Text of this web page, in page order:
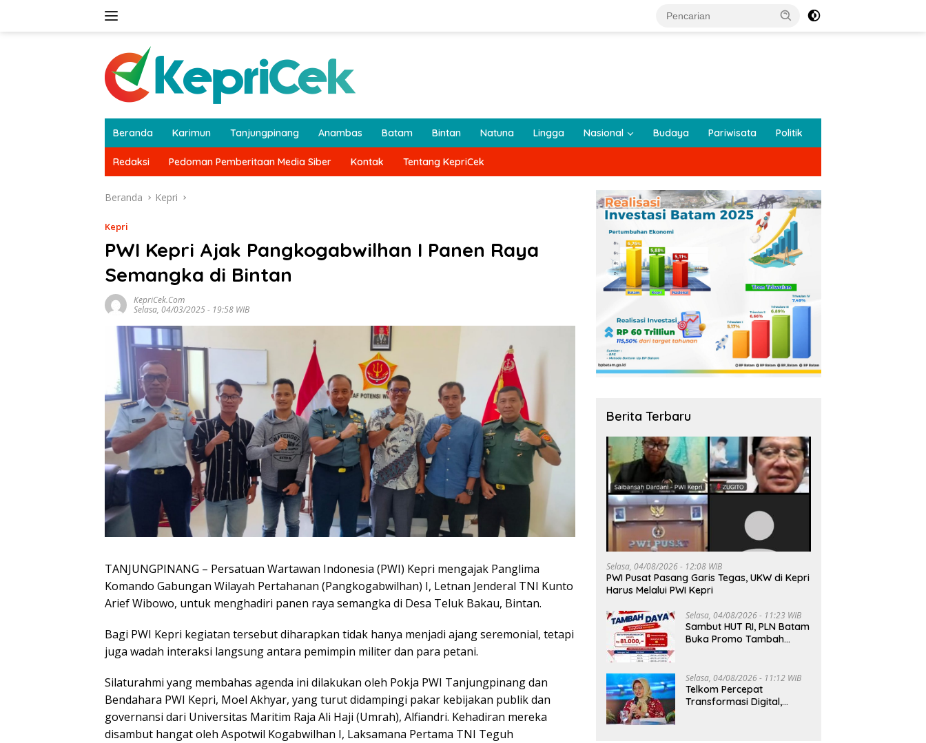
Beranda Karimun Tanjungpinang Anambas Batam Bintan Natuna Lingga Nasional Budaya Pariwisata Politik
Redaksi Pedoman Pemberitaan Media Siber Kontak Tentang KepriCek
Beranda Kepri
Kepri
PWI Kepri Ajak Pangkogabwilhan I Panen Raya
Semangka di Bintan
KepriCek.com
Selasa, 04/03/2025 - 19:58 WIB
TANJUNGPINANG – Persatuan Wartawan Indonesia (PWI) Kepri mengajak Panglima
Komando Gabungan Wilayah Pertahanan (Pangkogabwilhan) I, Letnan Jenderal TNI Kunto
Arief Wibowo, untuk menghadiri panen raya semangka di Desa Teluk Bakau, Bintan.
Bagi PWI Kepri kegiatan tersebut diharapkan tidak hanya menjadi ajang seremonial, tetapi
juga wadah interaksi langsung antara pemimpin militer dan para petani.
Silaturahmi yang membahas agenda ini dilakukan oleh Pokja PWI Tanjungpinang dan
Bendahara PWI Kepri, Moel Akhyar, yang turut didampingi pakar kebijakan publik dan
governansi dari Universitas Maritim Raja Ali Haji (Umrah), Alfiandri. Kehadiran mereka
disambut hangat oleh Aspotwil Kogabwilhan I, Laksamana Pertama TNI Teguh
Berita Terbaru
Selasa, 04/08/2026 - 12:08 WIB
PWI Pusat Pasang Garis Tegas, UKW di Kepri
Harus Melalui PWI Kepri
Selasa, 04/08/2026 - 11:23 WIB
Sambut HUT RI, PLN Batam
Buka Promo Tambah
Selasa, 04/08/2026 - 11:12 WIB
Telkom Percepat
Transformasi Digital,